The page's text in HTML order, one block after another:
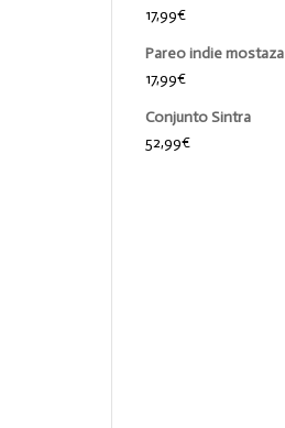
17,99€
Pareo indie mostaza
17,99€
Conjunto Sintra
52,99€